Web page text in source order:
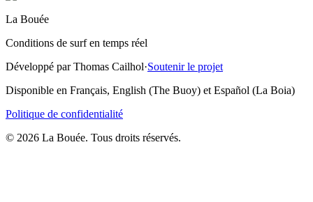
La Bouée
Conditions de surf en temps réel
Développé par Thomas Cailhol·Soutenir le projet
Disponible en Français, English (The Buoy) et Español (La Boia)
Politique de confidentialité
© 2026 La Bouée. Tous droits réservés.